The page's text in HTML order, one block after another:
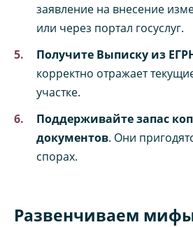
заявление на внесение
или через портал госуслуг.
Получите Выписку из
корректно отражает
участке.
Поддерживайте запас
документов. Они
спорах.
Развенчиваем